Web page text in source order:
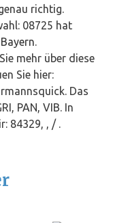
richtig.
08725 hat
Bayern.
mehr über diese
Sie hier:
Das
PAN, VIB. In
84329, , / .